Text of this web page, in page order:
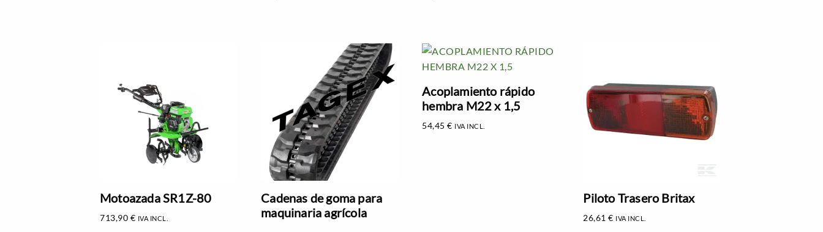
Motoazada SR1Z-80
713,90 € IVA INCL.
Cadenas de goma para
maquinaria agrícola
Acoplamiento rápido
hembra M22 x 1,5
54,45€ IVA INCL.
Piloto Trasero Britax
26,61€ IVA INCL.